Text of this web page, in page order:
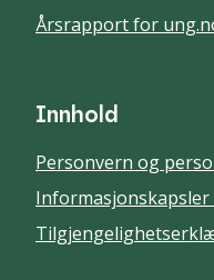
Årsrapport for
Innhold
Personvern og
Informasjonskapsler